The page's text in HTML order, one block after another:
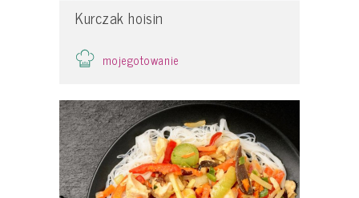
Kurczak hoisin
mojegotowanie